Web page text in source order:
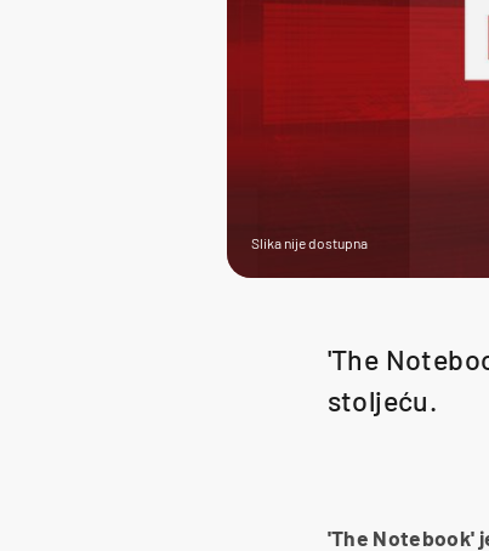
Slika nije dostupna
'The
stoljeću.
'The Notebook'